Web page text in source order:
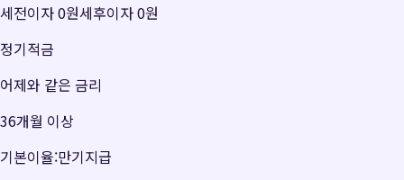
세전이자0원세후이자0원
정기적금
어제와 같은 금리
36개월 이상
기본이율:만기지급